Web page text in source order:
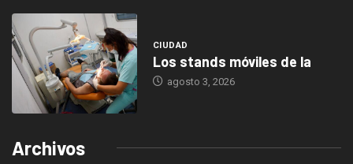
CIUDAD
Los stands móviles de la
agosto 3, 2026
Archivos